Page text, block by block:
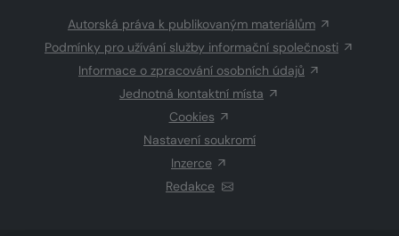
Autorská práva k publikovaným materiálům
Podmínky pro užívání služby informační společnosti
Informace o zpracování osobních údajů
Jednotná kontaktní místa
Cookies
Nastavení soukromí
Inzerce
Redakce